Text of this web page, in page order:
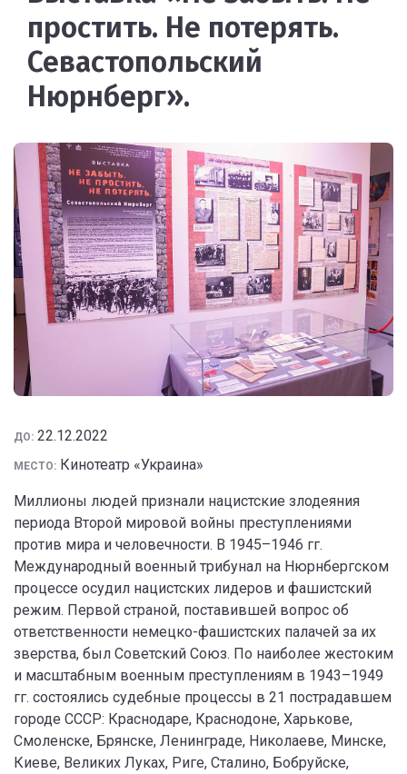
простить. Не потерять.
Севастопольский
Нюрнберг».
ДО: 22.12.2022
МЕСТО: Кинотеатр «Украина»
Миллионы людей признали нацистские злодеяния
периода Второй мировой войны преступлениями
против мира и человечности. В 1945–1946 гг.
Международный военный трибунал на Нюрнбергском
процессе осудил нацистских лидеров и фашистский
режим. Первой страной, поставившей вопрос об
ответственности немецко-фашистских палачей за их
зверства, был Советский Союз. По наиболее жестоким
и масштабным военным преступлениям в 1943–1949
гг. состоялись судебные процессы в 21 пострадавшем
городе СССР: Краснодаре, Краснодоне, Харькове,
Смоленске, Брянске, Ленинграде, Николаеве, Минске,
Киеве, Великих Луках, Риге, Сталино, Бобруйске,